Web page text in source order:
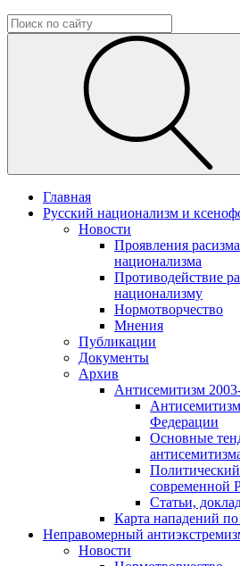
Главная
Русский национализм и
Новости
Проявления
национализма
Противодействие
национализму
Нормотворчество
Мнения
Публикации
Документы
Архив
Антисемитизм
Федерации
Основные
современной
Статьи,
Карта нападений
Неправомерный
Новости